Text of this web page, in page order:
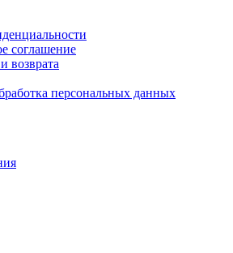
соглашение
возврата
персональных данных